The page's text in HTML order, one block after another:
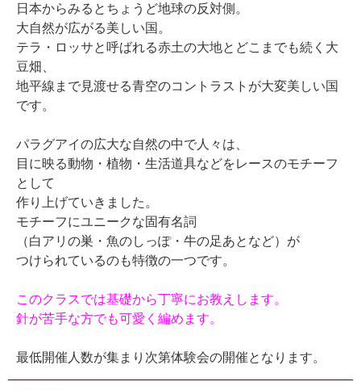
日本からみるとちょうど地球の反対側。
大自然が広がる美しい国。
テラ・ロッサと呼ばれる赤土の大地とどこまでも続く大
豆畑、
地平線まで見渡せる青空のコントラストが大変美しい国
です。
パラグアイの広大な自然の中で人々は、
目に映る動物・植物・生活道具などをレースのモチーフ
として
作り上げていきました。
モチーフにユニークな固有名詞
（白アリの巣・魚のしっぽ・牛の足あとなど）が
つけられているのも特徴の一つです。
このクラスでは基礎から丁寧にお教えします。
針が苦手な方でも可愛く編めます。
最低開催人数が集まり次第体験会の開催となります。